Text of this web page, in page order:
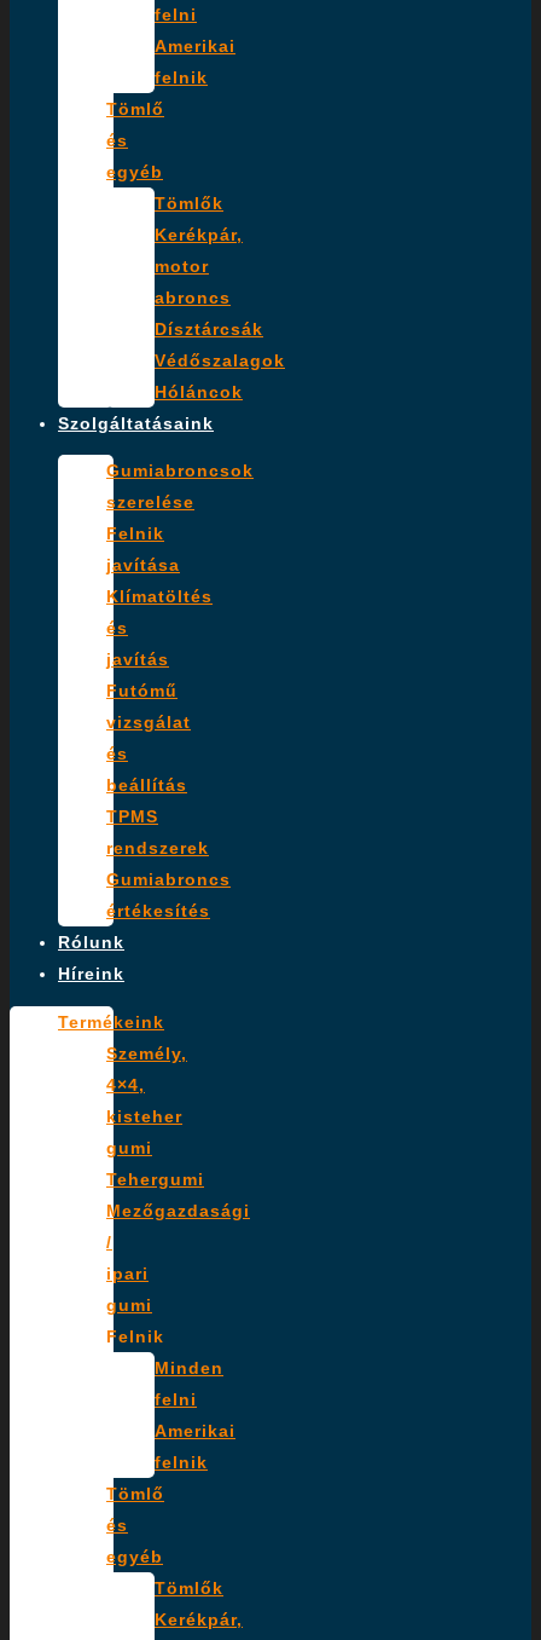
felni
Amerikai
felnik
Tömlő
és
egyéb
Tömlők
Kerékpár,
motor
abroncs
Dísztárcsák
Védőszalagok
Hóláncok
Szolgáltatásaink
Gumiabroncsok
szerelése
Felnik
javítása
Klímatöltés
és
javítás
Futómű
vizsgálat
és
beállítás
TPMS
rendszerek
Gumiabroncs
értékesítés
Rólunk
Híreink
Termékeink
Személy,
4×4,
kisteher
gumi
Tehergumi
Mezőgazdasági
/
ipari
gumi
Felnik
Minden
felni
Amerikai
felnik
Tömlő
és
egyéb
Tömlők
Kerékpár,